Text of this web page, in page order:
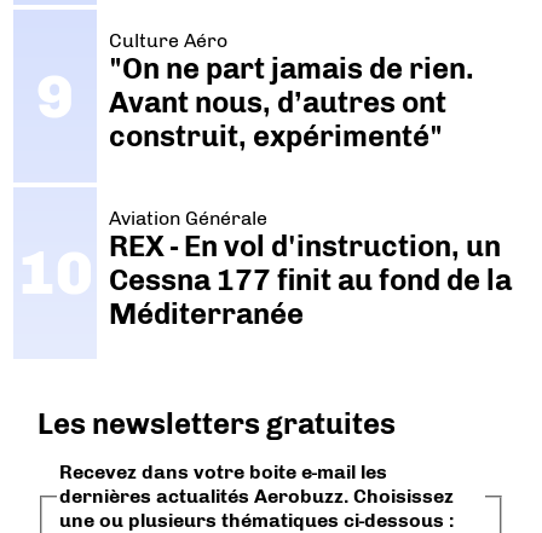
Culture Aéro
"On ne part jamais de rien.
Avant nous, d’autres ont
construit, expérimenté"
Aviation Générale
REX - En vol d'instruction, un
Cessna 177 finit au fond de la
Méditerranée
Les newsletters gratuites
Recevez dans votre boite e-mail les
dernières actualités Aerobuzz. Choisissez
une ou plusieurs thématiques ci-dessous :